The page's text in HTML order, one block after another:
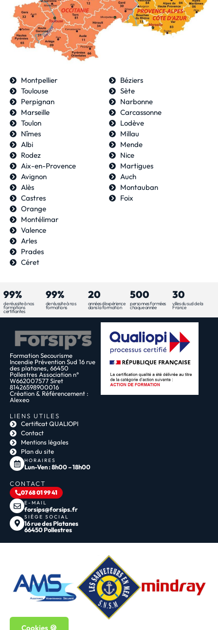
Cookies 🍪
Montpellier
Toulouse
Perpignan
Marseille
Toulon
Nîmes
Béziers
Sète
Narbonne
Carcassonne
Lodève
Millau
Albi
Rodez
Aix-en-Provence
Avignon
Alès
Castres
Mende
Nice
Martigues
Auch
Montauban
Foix
Orange
Montélimar
Valence
Arles
Prades
Céret
99%
de réussite à nos
formations
certifiantes
99%
de réussite à nos
formations
20
années d'expérience
dans la formation
500
personnes formées
chaque année
30
villes du sud de la
France
Formation Secourisme
Incendie Prévention Sud 16 rue
des platanes, 66450
Pollestres Association n°
W662007577 Siret
81426598900016
Création & Référencement :
Alexeo
LIENS UTILES
Certificat QUALIOPI
Contact
Mentions légales
Plan du site
HORAIRES
Lun-Ven : 8h00 – 18h00
CONTACT
07 68 01 99 41
E-MAIL
forsips@forsips.fr
SIÈGE SOCIAL
16 rue des Platanes
66450 Pollestres